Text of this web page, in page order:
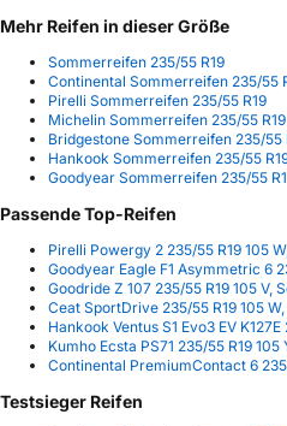
Mehr Reifen in dieser Größe
Sommerreifen 235/55 R19
Continental Sommerreifen 235/55
Pirelli Sommerreifen 235/55 R19
Michelin Sommerreifen 235/55 R19
Bridgestone Sommerreifen 235/55
Hankook Sommerreifen 235/55
Goodyear Sommerreifen 235/55
Passende Top-Reifen
Pirelli Powergy 2 235/55 R19 105
Goodyear Eagle F1 Asymmetric 6
Goodride Z 107 235/55 R19 105 V,
Ceat SportDrive 235/55 R19 105
Hankook Ventus S1 Evo3 EV
Kumho Ecsta PS71 235/55 R19
Continental PremiumContact 6
Testsieger Reifen